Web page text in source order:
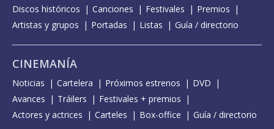
Discos históricos
Canciones Festivales
Premios
Artistas y grupos
Portadas Listas Guía / directorio
CINEMANÍA
Noticias Cartelera Próximos estrenos
DVD
Avances
Tráilers
Festivales + premios
Actores y actrices
Carteles Box-office Guía / directorio